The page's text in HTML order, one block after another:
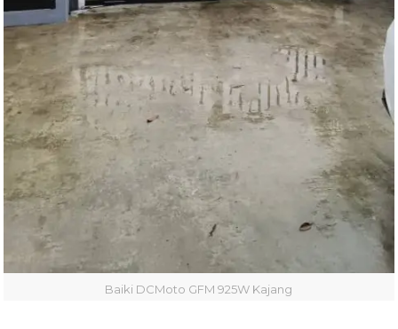
Baiki DCMoto GFM 925W Kajang